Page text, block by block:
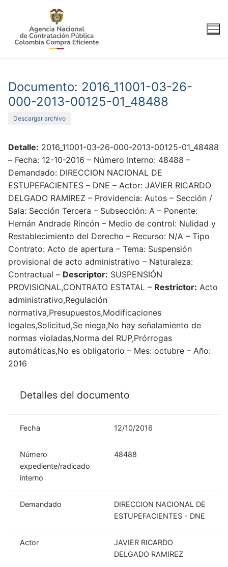
contenido
Documento: 2016_11001-03-26-
000-2013-00125-01_48488
Descargar archivo
Detalle: 2016_11001-03-26-000-2013-00125-01_48488
– Fecha: 12-10-2016 – Número Interno: 48488 –
Demandado: DIRECCION NACIONAL DE
ESTUPEFACIENTES – DNE – Actor: JAVIER RICARDO
DELGADO RAMIREZ – Providencia: Autos – Sección /
Sala: Sección Tercera – Subsección: A – Ponente:
Hernán Andrade Rincón – Medio de control: Nulidad y
Restablecimiento del Derecho – Recurso: N/A – Tipo
Contrato: Acto de apertura – Tema: Suspensión
provisional de acto administrativo – Naturaleza:
Contractual – Descriptor: SUSPENSIÓN
PROVISIONAL,CONTRATO ESTATAL – Restrictor: Acto
administrativo,Regulación
normativa,Presupuestos,Modificaciones
legales,Solicitud,Se niega,No hay señalamiento de
normas violadas,Norma del RUP,Prórrogas
automáticas,No es obligatorio – Mes: octubre – Año:
2016
Detalles del documento
Fecha 12/10/2016
Número
expediente/radicado
interno
48488
Demandado
DIRECCION NACIONAL DE
ESTUPEFACIENTES - DNE
Actor
JAVIER RICARDO
DELGADO RAMIREZ